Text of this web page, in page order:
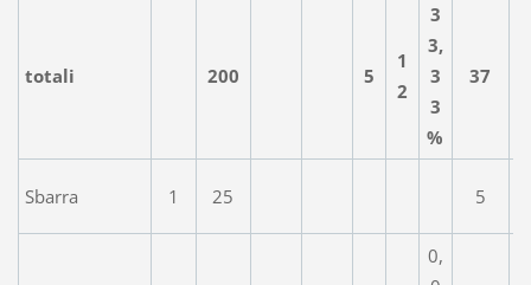
totali 200 5
1
2
3
3,
3
3
%
37
Sbarra 1 25 5
0,